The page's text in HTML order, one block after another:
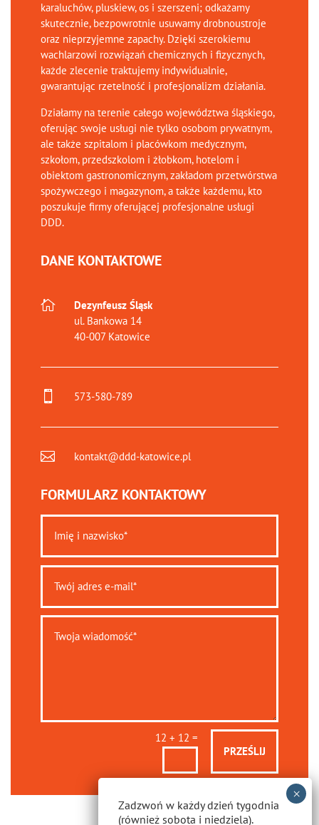
karaluchów, pluskiew, os i szerszeni; odkażamy
skutecznie, bezpowrotnie usuwamy drobnoustroje
oraz nieprzyjemne zapachy. Dzięki szerokiemu
wachlarzowi rozwiązań chemicznych i fizycznych,
każde zlecenie traktujemy indywidualnie,
gwarantując rzetelność i profesjonalizm działania.
Działamy na terenie całego województwa śląskiego,
oferując swoje usługi nie tylko osobom prywatnym,
ale także szpitalom i placówkom medycznym,
szkołom, przedszkolom i żłobkom, hotelom i
obiektom gastronomicznym, zakładom przetwórstwa
spożywczego i magazynom, a także każdemu, kto
poszukuje firmy oferującej profesjonalne usługi
DDD.
DANE KONTAKTOWE

Dezynfeusz Śląsk
ul. Bankowa 14
40-007 Katowice
 573-580-789
 kontakt@ddd-katowice.pl
FORMULARZ KONTAKTOWY
12 + 12 =
PRZEŚLIJ
Zadzwoń w każdy dzień tygodnia
(również sobota i niedziela).